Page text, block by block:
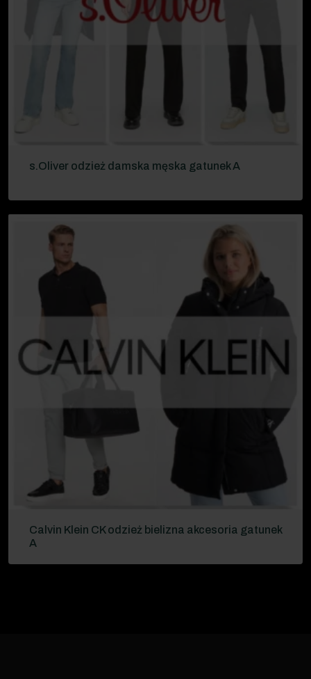
s.Oliver odzież damska męska gatunek A
Calvin Klein CK odzież bielizna akcesoria gatunek
A